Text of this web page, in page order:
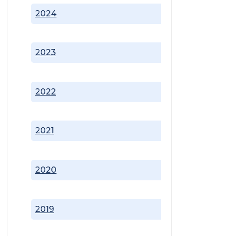
2019
2020
2021
2022
2023
2024